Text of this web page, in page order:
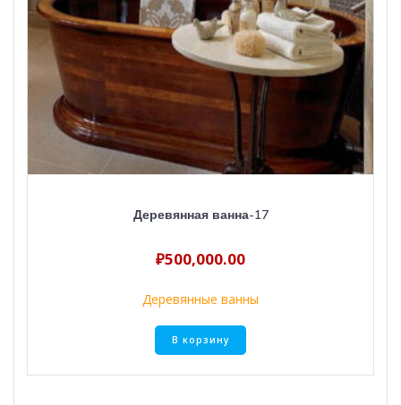
Деревянная ванна-17
₽500,000.00
Деревянные ванны
В корзину